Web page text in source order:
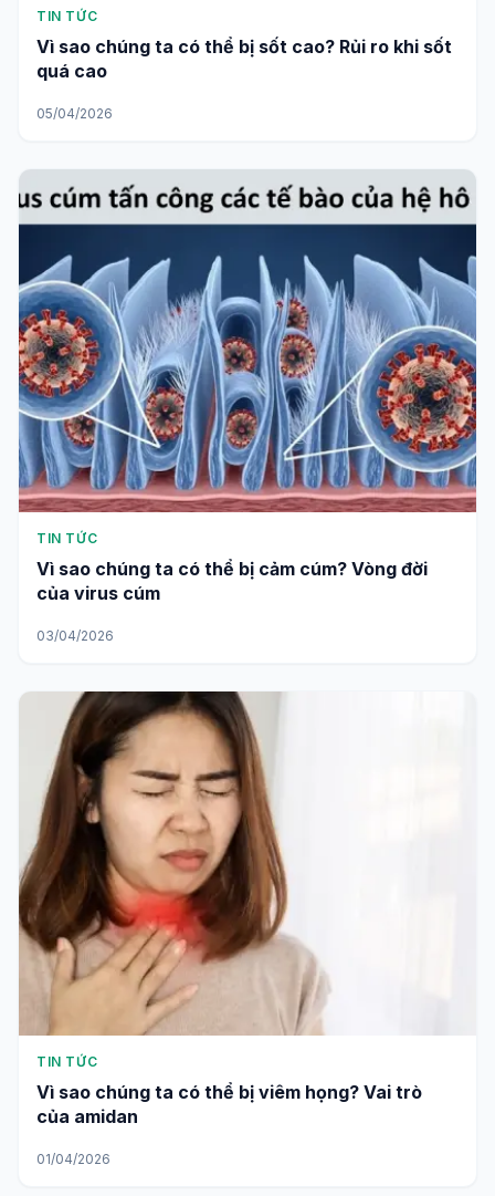
TIN TỨC
Vì sao chúng ta có thể bị sốt cao? Rủi ro khi sốt
quá cao
05/04/2026
TIN TỨC
Vì sao chúng ta có thể bị cảm cúm? Vòng đời
của virus cúm
03/04/2026
TIN TỨC
Vì sao chúng ta có thể bị viêm họng? Vai trò
của amidan
01/04/2026